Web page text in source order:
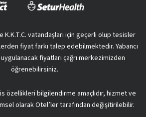
K.K.T.C. vatandaşları için geçerli olup tesisler
fiyat farkı talep edebilmektedir. Yabancı
fiyatları çağrı merkezimizden
öğrenebilirsiniz.
özellikleri bilgilendirme amaçlıdır, hizmet ve
olarak Otel’ler tarafından değişitirilebilir.